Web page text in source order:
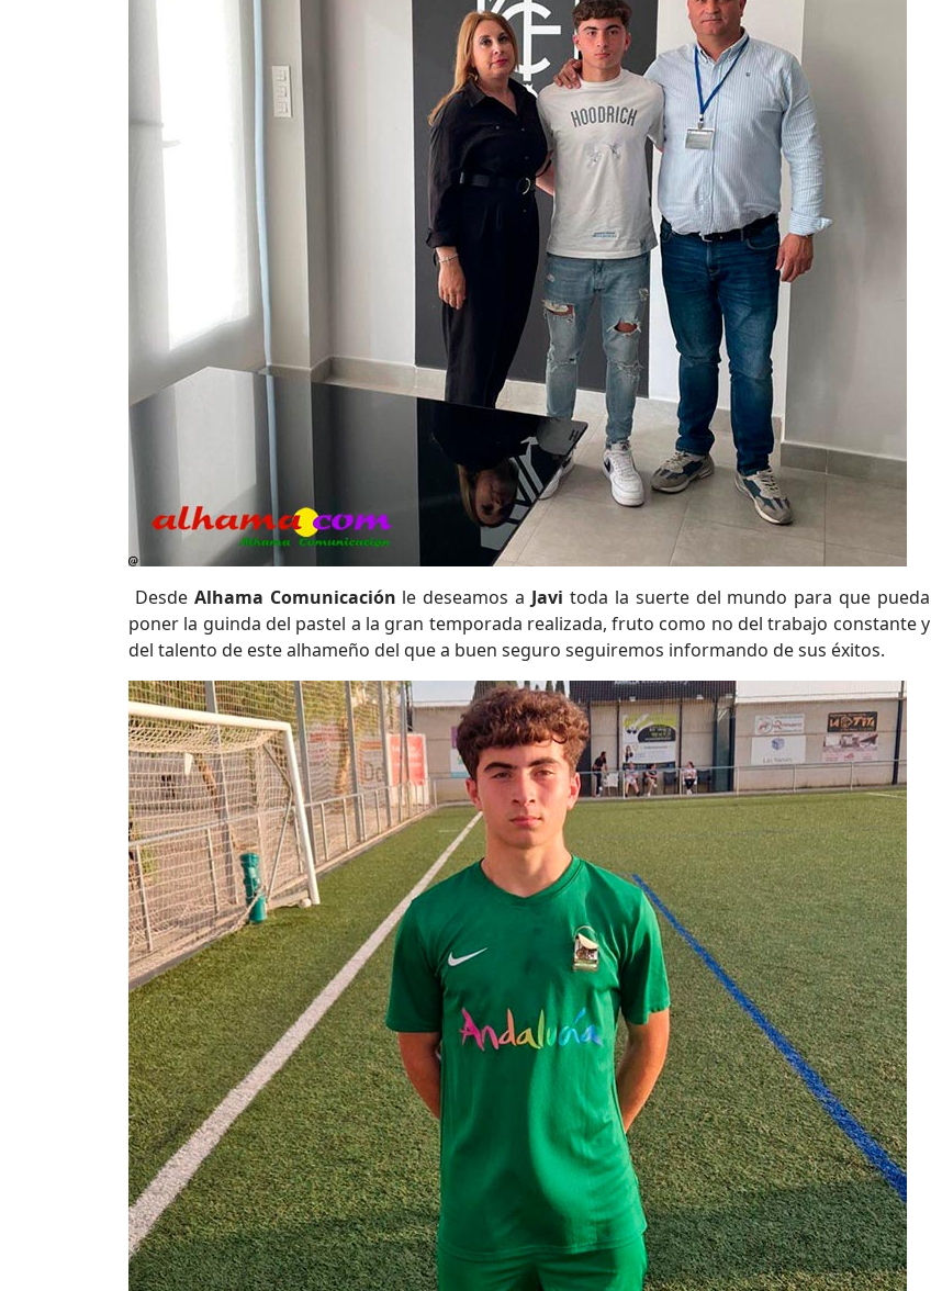
Desde Alhama Comunicación le deseamos a Javi toda la suerte del mundo para que pueda
poner la guinda del pastel a la gran temporada realizada, fruto como no del trabajo constante y
del talento de este alhameño del que a buen seguro seguiremos informando de sus éxitos.